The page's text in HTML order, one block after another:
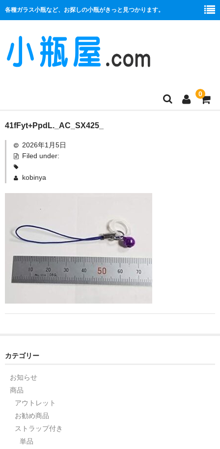
各種ガラス小瓶など、お探しの小瓶がきっと見つかります。
0
商品一覧
絞り口
ストレート
セット
ふた付き
セット
デザイン小瓶
単品
41fFyt+PpdL._AC_SX425_
2026年1月5日
Filed under:
kobinya
カテゴリー
お知らせ
商品
アウトレット
お勧め商品
ストラップ付き
単品